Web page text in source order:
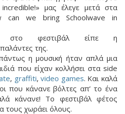
μας έλεγε μετά στα
can we bring Schoolwave in
στο φεστιβάλ είπε η
της.
η μουσική ήταν απλά μια
που είχαν κολλήσει στα side
, graffiti,video games. Και καλά
που κάνανε βόλτες απ’ το ένα
κάνανε! Το φεστιβάλ φέτος
τους χωράει όλους.